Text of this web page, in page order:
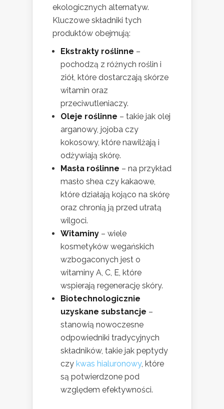
ekologicznych alternatyw.
Kluczowe składniki tych
produktów obejmują:
Ekstrakty roślinne –
pochodzą z różnych roślin i
ziół, które dostarczają skórze
witamin oraz
przeciwutleniaczy.
Oleje roślinne – takie jak olej
arganowy, jojoba czy
kokosowy, które nawilżają i
odżywiają skórę.
Masła roślinne – na przykład
masło shea czy kakaowe,
które działają kojąco na skórę
oraz chronią ją przed utratą
wilgoci.
Witaminy – wiele
kosmetyków wegańskich
wzbogaconych jest o
witaminy A, C, E, które
wspierają regenerację skóry.
Biotechnologicznie
uzyskane substancje –
stanowią nowoczesne
odpowiedniki tradycyjnych
składników, takie jak peptydy
czy kwas hialuronowy, które
są potwierdzone pod
względem efektywności.